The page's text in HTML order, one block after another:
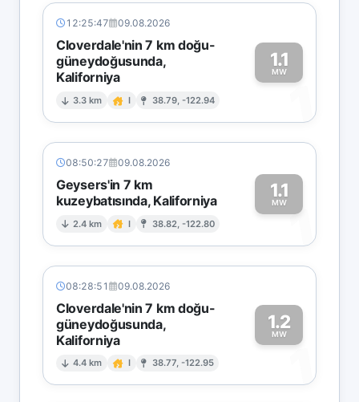
12:25:47 09.08.2026
Cloverdale'nin 7 km doğu-
güneydoğusunda,
Kaliforniya
3.3 km I 38.79, -122.94
1.1
MW
1
08:50:27 09.08.2026
Geysers'in 7 km
kuzeybatısında, Kaliforniya
2.4 km I 38.82, -122.80
1.1
MW1
08:28:51 09.08.2026
Cloverdale'nin 7 km doğu-
güneydoğusunda,
Kaliforniya
4.4 km I 38.77, -122.95
1.2
MW
1